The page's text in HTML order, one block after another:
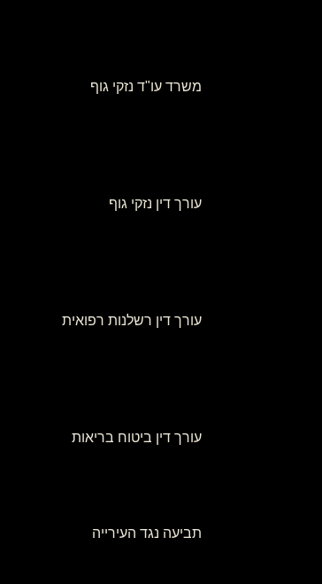
משרד עו"ד נזקי גוף
עורך דין נזקי גוף
עורך דין רשלנות רפואית
עורך דין ביטוח בריאות
תביעה נגד העירייה